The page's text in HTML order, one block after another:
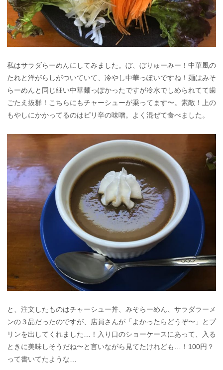
私はサラダらーめんにしてみました。ぼ、ぼりゅーみー！中華風の
たれと洋がらしがついていて、冷やし中華っぽいですね！麺はみそ
らーめんと同じ細い中華麺っぽかったですが冷水でしめられてて歯
ごたえ抜群！こちらにもチャーシューが乗ってます〜。素敵！上の
もやしにかかってるのはピリ辛の味噌。よく混ぜて食べました。
と、注文したものはチャーシュー丼、みそらーめん、サラダラーメ
ンの３品だったのですが、店員さんが「よかったらどうぞ〜」とプ
リンを出してくれました…！入り口のショーケースにあって、入る
ときに美味しそうだね〜と言いながら見てたけれども…！100円？
って書いてたような…